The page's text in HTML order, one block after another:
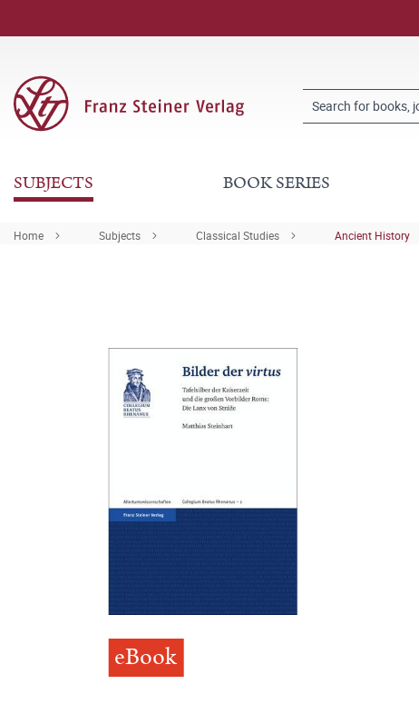
SUBJECTS BOOK SERIES
Home Subjects Classical Studies Ancient History
eBook